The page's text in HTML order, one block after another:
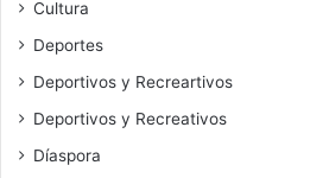
Cultura
Deportes
Deportivos y Recreartivos
Deportivos y Recreativos
Díaspora